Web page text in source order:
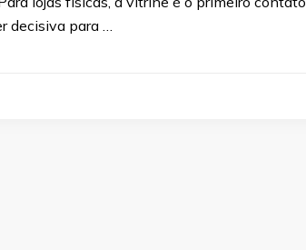
decisiva para …